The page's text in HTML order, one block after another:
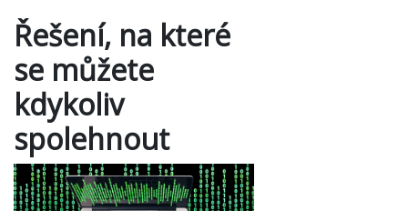
Řešení, na které
se můžete
kdykoliv
spolehnout